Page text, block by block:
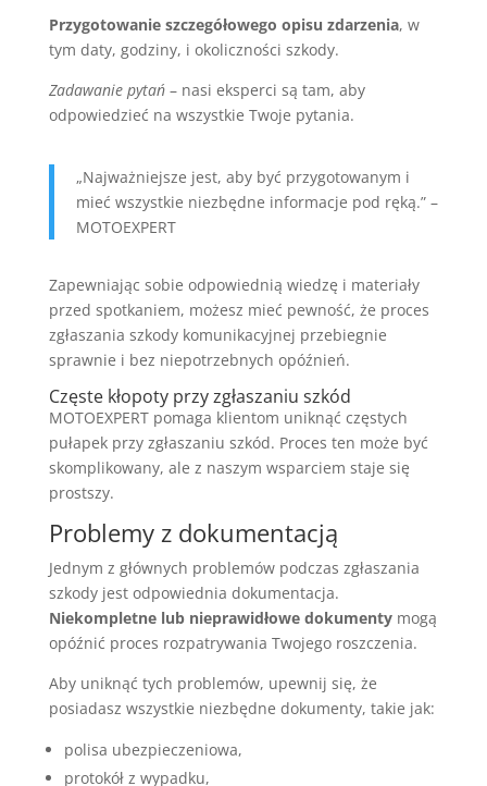
Przygotowanie szczegółowego opisu zdarzenia, w
tym daty, godziny, i okoliczności szkody.
Zadawanie pytań– nasi eksperci są tam, aby
odpowiedzieć na wszystkie Twoje pytania.
„Najważniejsze jest, aby być przygotowanym i
mieć wszystkie niezbędne informacje pod ręką.” –
MOTOEXPERT
Zapewniając sobie odpowiednią wiedzę i materiały
przed spotkaniem, możesz mieć pewność, że proces
zgłaszania szkody komunikacyjnej przebiegnie
sprawnie i bez niepotrzebnych opóźnień.
Częste kłopoty przy zgłaszaniu szkód
MOTOEXPERT pomaga klientom uniknąć częstych
pułapek przy zgłaszaniu szkód. Proces ten może być
skomplikowany, ale z naszym wsparciem staje się
prostszy.
Problemy z dokumentacją
Jednym z głównych problemów podczas zgłaszania
szkody jest odpowiednia dokumentacja.
Niekompletne lub nieprawidłowe dokumentymogą
opóźnić proces rozpatrywania Twojego roszczenia.
Aby uniknąć tych problemów, upewnij się, że
posiadasz wszystkie niezbędne dokumenty, takie jak:
polisa ubezpieczeniowa,
protokół z wypadku,